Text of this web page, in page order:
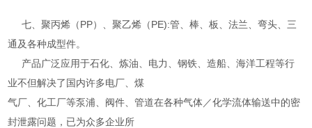
七、聚丙烯（PP）、聚乙烯（PE):管、棒、板、法兰、弯头、三
通及各种成型件。
产品广泛应用于石化、炼油、电力、钢铁、造船、海洋工程等行
业不但解决了国内许多电厂、煤
气厂、化工厂等泵浦、阀件、管道在各种气体／化学流体输送中的密
封泄露问题，已为众多企业所